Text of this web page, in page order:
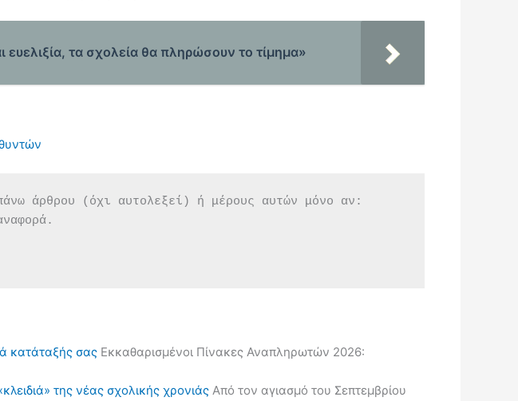
τα σχολεία θα πληρώσουν το τίμημα»
άρθρου (όχι αυτολεξεί) ή μέρους αυτών μόνο αν:
κατάταξής σας Εκκαθαρισμένοι Πίνακες Αναπληρωτών 2026:
της νέας σχολικής χρονιάς Από τον αγιασμό του Σεπτεμβρίου